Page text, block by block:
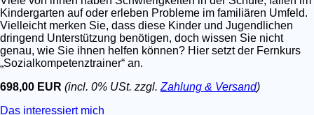
Kindergarten auf oder erleben Probleme im familiären Umfeld.
Vielleicht merken Sie, dass diese Kinder und Jugendlichen
dringend Unterstützung benötigen, doch wissen Sie nicht
genau, wie Sie ihnen helfen können? Hier setzt der Fernkurs
„Sozialkompetenztrainer“ an.
698,00 EUR (incl. 0% USt. zzgl. Zahlung & Versand)
Das interessiert mich